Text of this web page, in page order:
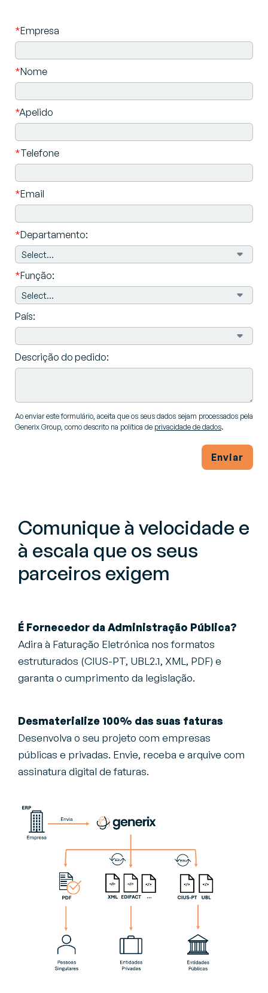
*Empresa
*Nome
*Apelido
*Telefone
*Email
*Departamento:
*Função:
País:
Descrição do pedido:
Ao enviar este formulário, aceita que os seus dados sejam processados pela
Generix Group, como descrito na política de privacidade de dados.
Enviar
Comunique à velocidade e
à escala que os seus
parceiros exigem
É Fornecedor da Administração Pública?
Adira à Faturação Eletrónica nos formatos
estruturados (CIUS-PT, UBL2.1, XML, PDF) e
garanta o cumprimento da legislação.
Desmaterialize 100% das suas faturas
Desenvolva o seu projeto com empresas
públicas e privadas. Envie, receba e arquive com
assinatura digital de faturas.